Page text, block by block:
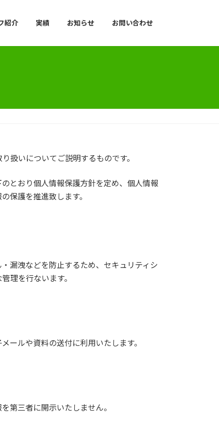
紹介 実績 お知らせ お問い合わせ
扱いについてご説明するものです。
とおり個人情報保護方針を定め、個人情報
保護を推進致します。
漏洩などを防止するため、セキュリティシ
理を行ないます。
ールや資料の送付に利用いたします。
第三者に開示いたしません。